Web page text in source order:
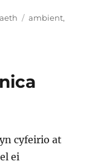
Tagiau
ambient,
cyfeirio at
ei